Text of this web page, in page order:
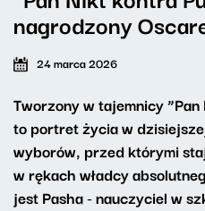
nagrodzony
24 marca 2026
Tworzony w tajemnicy
to portret życia w
wyborów, przed którymi
w rękach władcy
jest Pasha - nauczyciel w